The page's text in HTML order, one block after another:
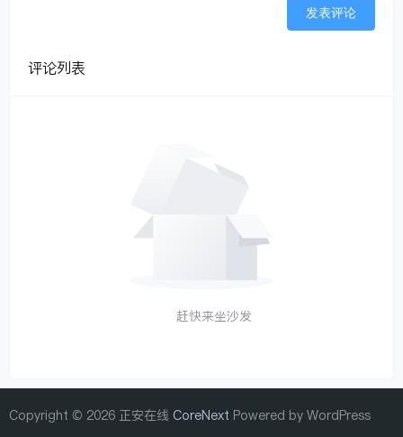
发表评论
评论列表
赶快来坐沙发
Copyright © 2026 正安在线 CoreNext Powered by WordPress